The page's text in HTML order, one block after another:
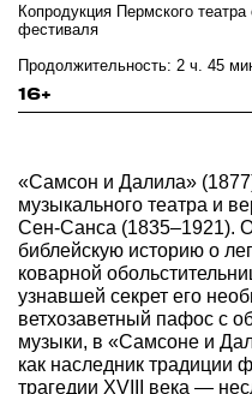
Копродукция Пермского
фестиваля
Продолжительность: 2 ч. 45
16+
«Самсон и Далила»
музыкального театра и
Сен-Санса (1835–1921).
библейскую историю о
коварной
узнавшей секрет его
ветхозаветный пафос с
музыки, в «Самсоне и
как наследник традиции
трагедии XVIII века —